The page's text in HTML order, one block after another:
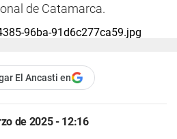
de Catamarca.
El Ancasti en
de 2025 - 12:16